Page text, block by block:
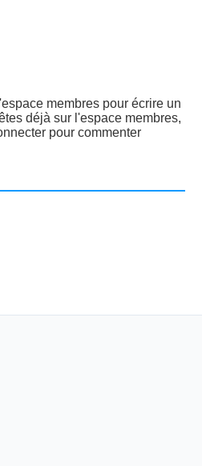
membres pour écrire un
déjà sur l'espace membres,
pour commenter